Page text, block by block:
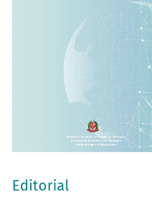
Editorial